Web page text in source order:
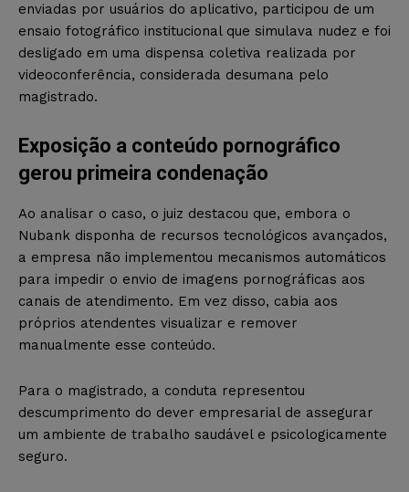
enviadas por usuários do aplicativo, participou de um
ensaio fotográfico institucional que simulava nudez e foi
desligado em uma dispensa coletiva realizada por
videoconferência, considerada desumana pelo
magistrado.
Exposição a conteúdo pornográfico
gerou primeira condenação
Ao analisar o caso, o juiz destacou que, embora o
Nubank disponha de recursos tecnológicos avançados,
a empresa não implementou mecanismos automáticos
para impedir o envio de imagens pornográficas aos
canais de atendimento. Em vez disso, cabia aos
próprios atendentes visualizar e remover
manualmente esse conteúdo.
Para o magistrado, a conduta representou
descumprimento do dever empresarial de assegurar
um ambiente de trabalho saudável e psicologicamente
seguro.